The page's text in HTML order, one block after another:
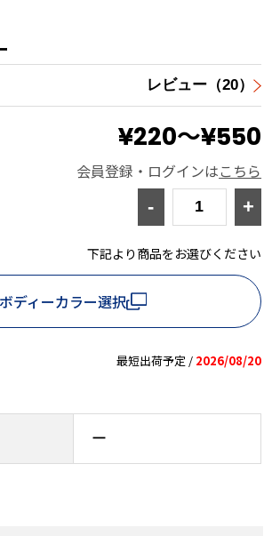
レビュー（20）
¥220～¥550
会員登録・ログインはこちら
- +
下記より商品をお選びください
ボディーカラー選択
最短出荷予定 / 2026/08/20
ー